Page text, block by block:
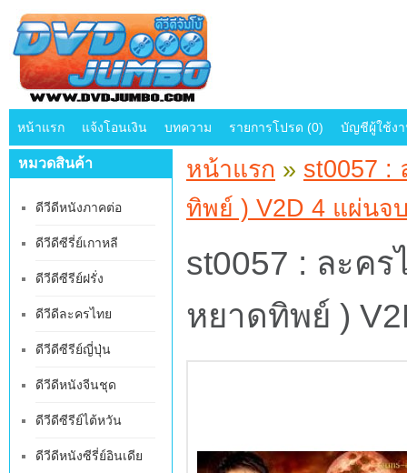
หน้าแรก แจ้งโอนเงิน บทความ รายการโปรด (0) บัญชีผู้ใช้ง
หมวดสินค้า
ดีวีดีหนังภาคต่อ
ดีวีดีซีรี่ย์เกาหลี
ดีวีดีซีรีย์ฝรั่ง
ดีวีดีละครไทย
ดีวีดีซีรีย์ญี่ปุ่น
ดีวีดีหนังจีนชุด
ดีวีดีซีรีย์ไต้หวัน
ดีวีดีหนังซีรี่ย์อินเดีย
หน้าแรก » st0057 :
ทิพย์ ) V2D 4 แผ่นจ
st0057 : ละค
หยาดทิพย์ )